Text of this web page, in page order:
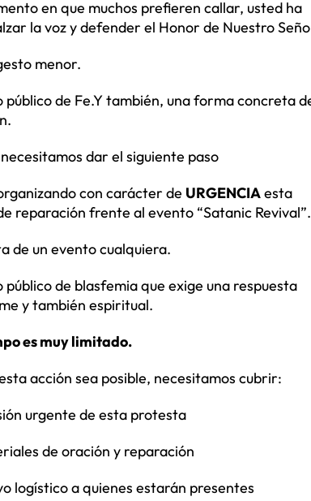
en que muchos prefieren callar, usted ha
la voz y defender el Honor de Nuestro
menor.
público de Fe.Y también, una forma concreta
dar el siguiente paso
con carácter de URGENCIAesta
reparación frente al evento “Satanic Revival”.
de un evento cualquiera.
público de blasfemia que exige una respuesta
y también espiritual.
es muy limitado.
acción sea posible, necesitamos cubrir:
urgente de esta protesta
de oración y reparación
logístico a quienes estarán presentes